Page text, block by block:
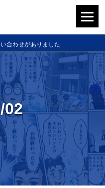
合わせがありました
02